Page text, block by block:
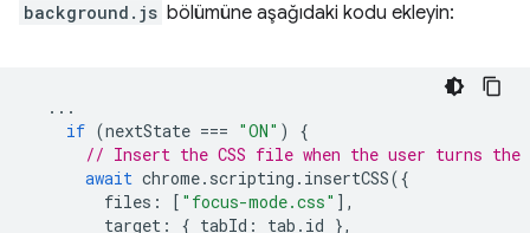
background.js bölümüne aşağıdaki kodu ekleyin:
...
if (nextState === "ON" )
{
// Insert the CSS file when the user turns the
await chrome. scripting . insertCSS({
files : [ "focus-mode.css" ],
target : { tabId : tab . id },